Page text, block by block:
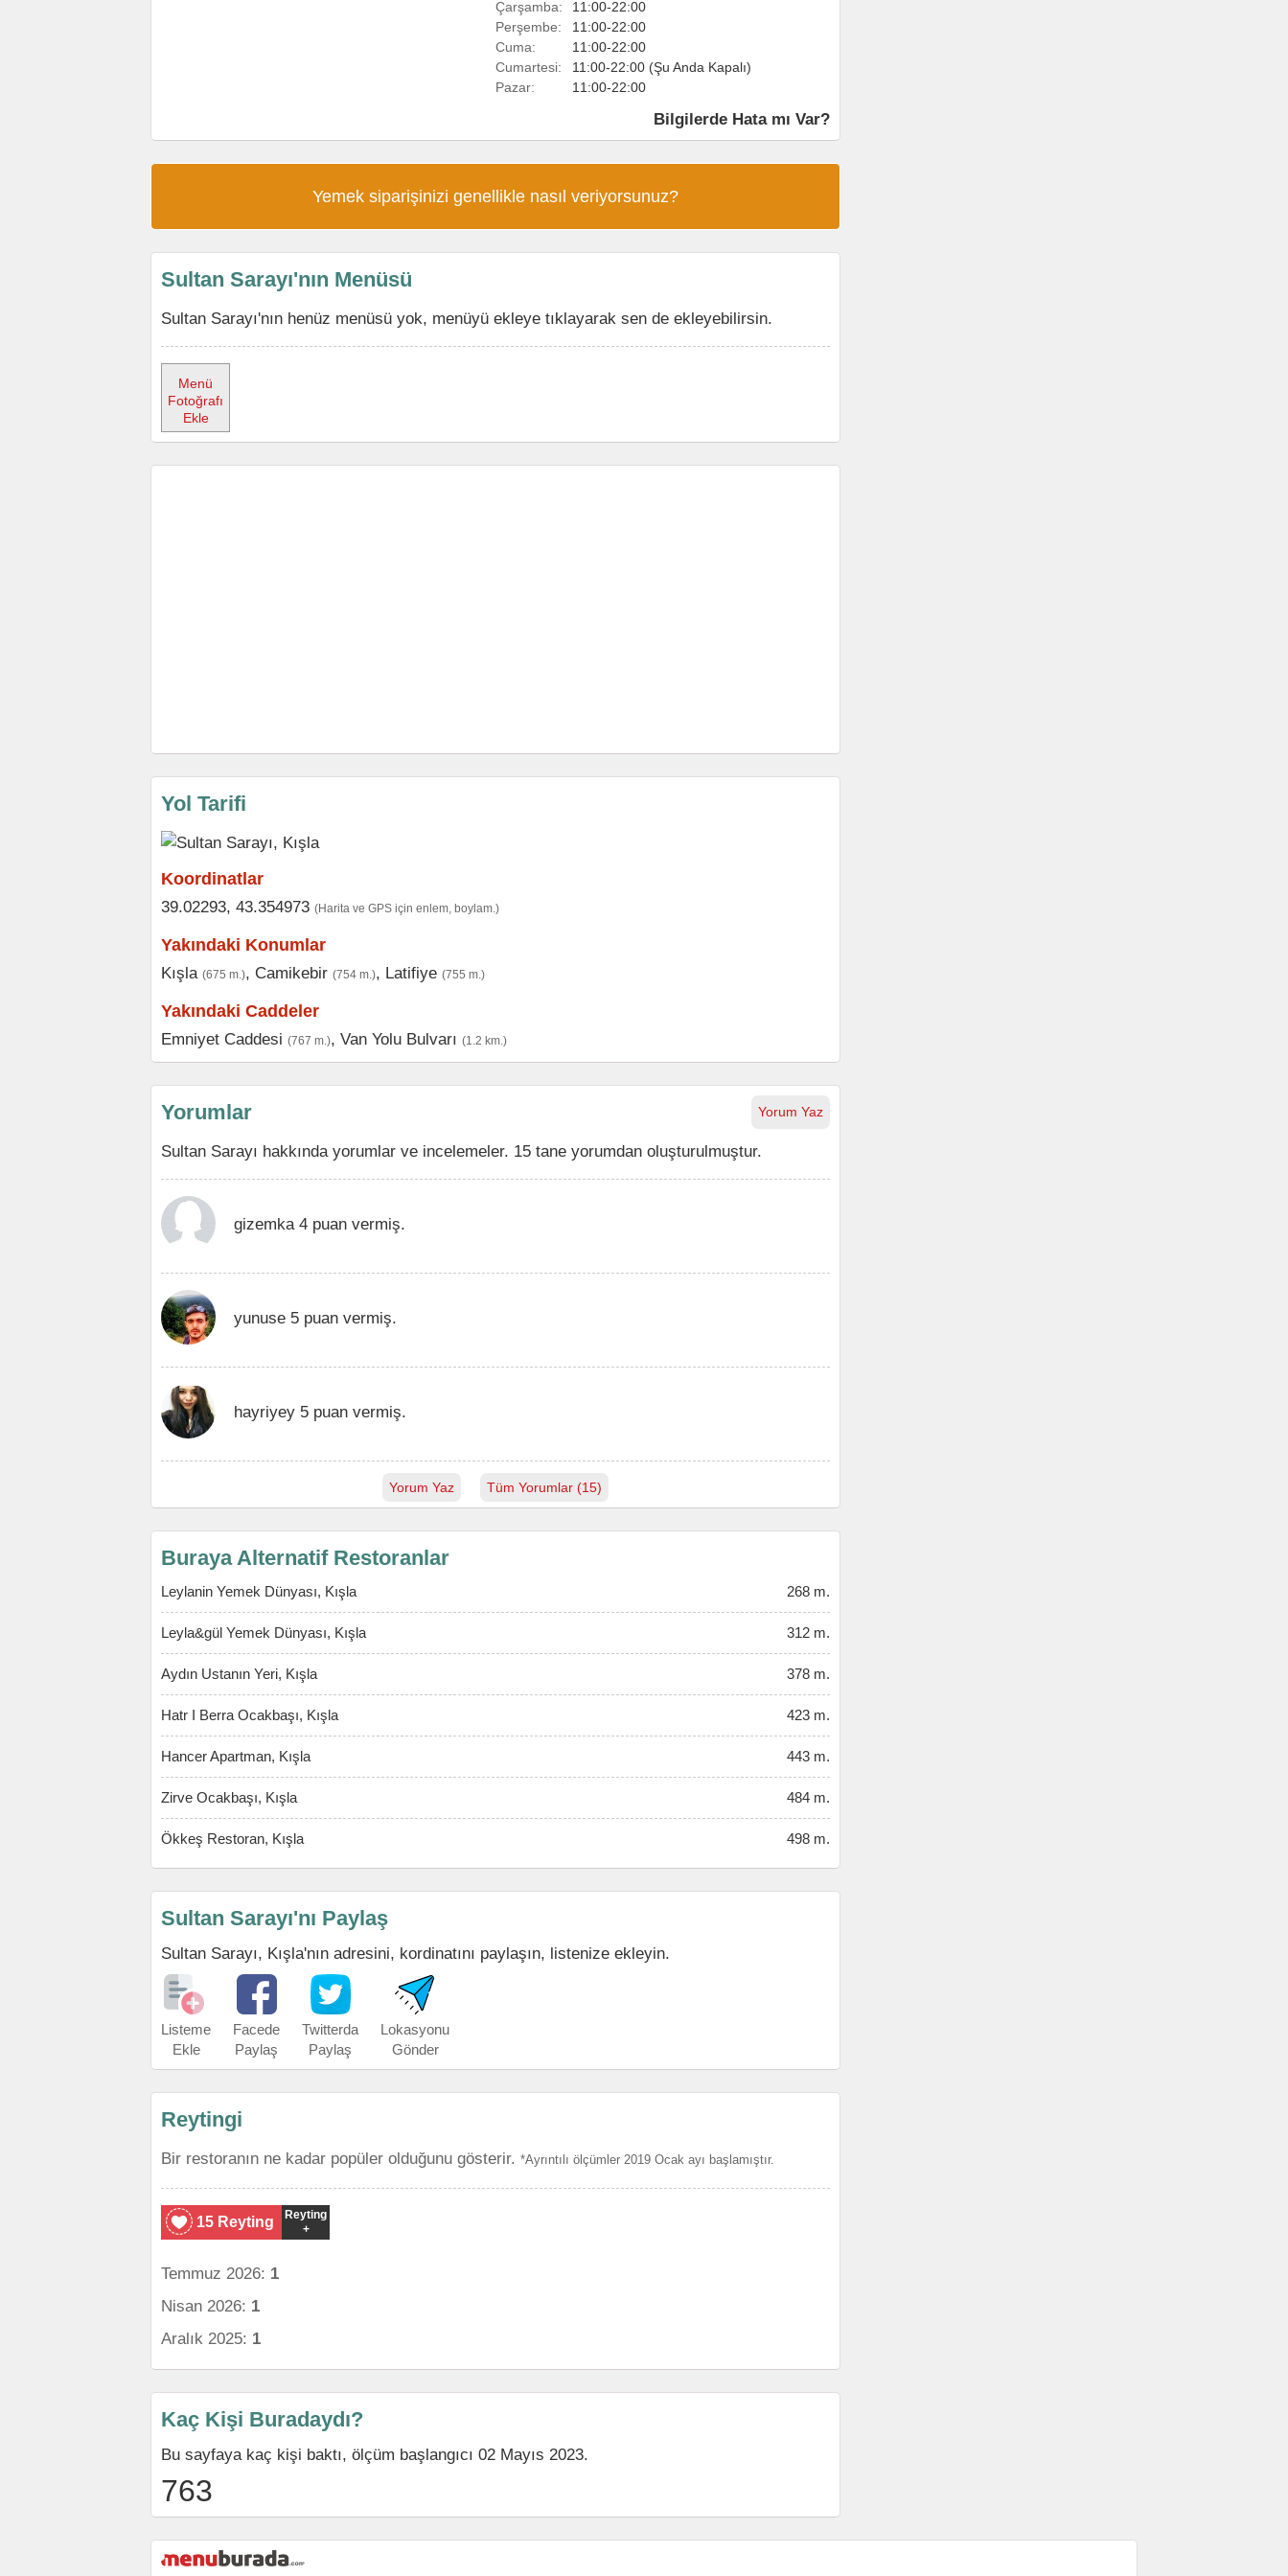
Çarşamba:
11:00-22:00
Perşembe:
11:00-22:00
Cuma:
11:00-22:00
Cumartesi:
11:00-22:00 (Şu Anda Kapalı)
Pazar:
11:00-22:00
Bilgilerde Hata mı Var?
Yemek siparişinizi genellikle nasıl veriyorsunuz?
Sultan Sarayı'nın Menüsü
Sultan Sarayı'nın henüz menüsü yok, menüyü ekleye tıklayarak sen de ekleyebilirsin.
Menü
Fotoğrafı
Ekle
Yol Tarifi
Koordinatlar
39.02293, 43.354973 (Harita ve GPS için enlem, boylam.)
Yakındaki Konumlar
Kışla (675 m.), Camikebir (754 m.), Latifiye (755 m.)
Yakındaki Caddeler
Emniyet Caddesi (767 m.), Van Yolu Bulvarı (1.2 km.)
Yorum Yaz
Yorumlar
Sultan Sarayı hakkında yorumlar ve incelemeler. 15 tane yorumdan oluşturulmuştur.
gizemka 4 puan vermiş.
yunuse 5 puan vermiş.
hayriyey 5 puan vermiş.
Yorum Yaz Tüm Yorumlar (15)
Buraya Alternatif Restoranlar
Leylanin Yemek Dünyası, Kışla 268 m.
Leyla&gül Yemek Dünyası, Kışla 312 m.
Aydın Ustanın Yeri, Kışla 378 m.
Hatr I Berra Ocakbaşı, Kışla 423 m.
Hancer Apartman, Kışla 443 m.
Zirve Ocakbaşı, Kışla 484 m.
Ökkeş Restoran, Kışla 498 m.
Sultan Sarayı'nı Paylaş
Sultan Sarayı, Kışla'nın adresini, kordinatını paylaşın, listenize ekleyin.
Listeme
Ekle
Facede
Paylaş
Twitterda
Paylaş
Lokasyonu
Gönder
Reytingi
Bir restoranın ne kadar popüler olduğunu gösterir. *Ayrıntılı ölçümler 2019 Ocak ayı başlamıştır.
15 Reyting
Reyting
+
Temmuz 2026: 1
Nisan 2026: 1
Aralık 2025: 1
Kaç Kişi Buradaydı?
Bu sayfaya kaç kişi baktı, ölçüm başlangıcı 02 Mayıs 2023.
763